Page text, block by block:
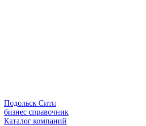
Подольск Сити
бизнес справочник
Каталог компаний